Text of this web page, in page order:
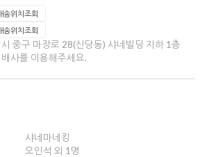
송위치조회
송위치조회
중구 마장로 28(신당동) 샤네빌딩 지하 1층
사를 이용해주세요.
샤네마네킹
오인석 외 1명